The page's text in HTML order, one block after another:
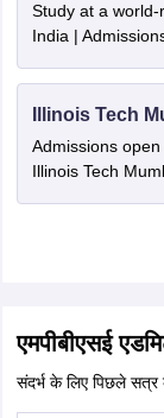
Study at a
India |
Illinois Tech
Admissions
Illinois Tech
एमपीबीएसई
संदर्भ के लिए पिछले सत्र